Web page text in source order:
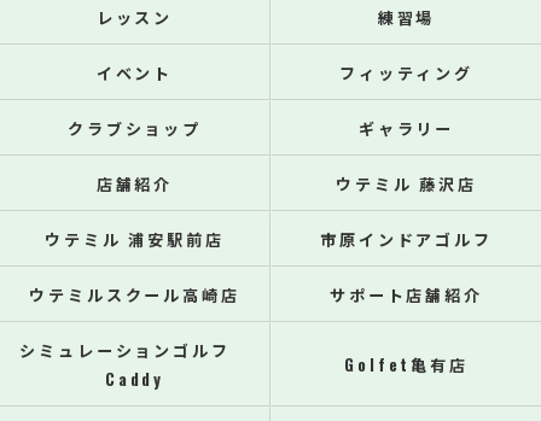
レッスン 練習場
イベント フィッティング
クラブショップ ギャラリー
店舗紹介 ウテミル 藤沢店
ウテミル 浦安駅前店 市原インドアゴルフ
ウテミルスクール高崎店 サポート店舗紹介
シミュレーションゴルフ
Caddy
Golfet亀有店